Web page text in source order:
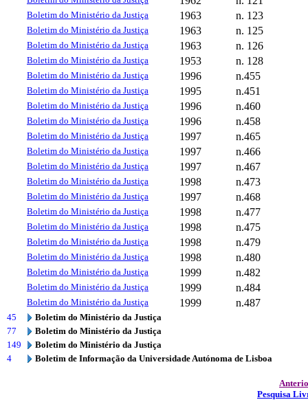
Boletim do Ministério da Justiça 1963 n. 123
Boletim do Ministério da Justiça 1963 n. 125
Boletim do Ministério da Justiça 1963 n. 126
Boletim do Ministério da Justiça 1953 n. 128
Boletim do Ministério da Justiça 1996 n.455
Boletim do Ministério da Justiça 1995 n.451
Boletim do Ministério da Justiça 1996 n.460
Boletim do Ministério da Justiça 1996 n.458
Boletim do Ministério da Justiça 1997 n.465
Boletim do Ministério da Justiça 1997 n.466
Boletim do Ministério da Justiça 1997 n.467
Boletim do Ministério da Justiça 1998 n.473
Boletim do Ministério da Justiça 1997 n.468
Boletim do Ministério da Justiça 1998 n.477
Boletim do Ministério da Justiça 1998 n.475
Boletim do Ministério da Justiça 1998 n.479
Boletim do Ministério da Justiça 1998 n.480
Boletim do Ministério da Justiça 1999 n.482
Boletim do Ministério da Justiça 1999 n.484
Boletim do Ministério da Justiça 1999 n.487
45
Boletim do Ministério da Justiça
77
Boletim do Ministério da Justiça
149
Boletim do Ministério da Justiça
4
Boletim de Informação da Universidade Autónoma de Lisboa
Pesquisa